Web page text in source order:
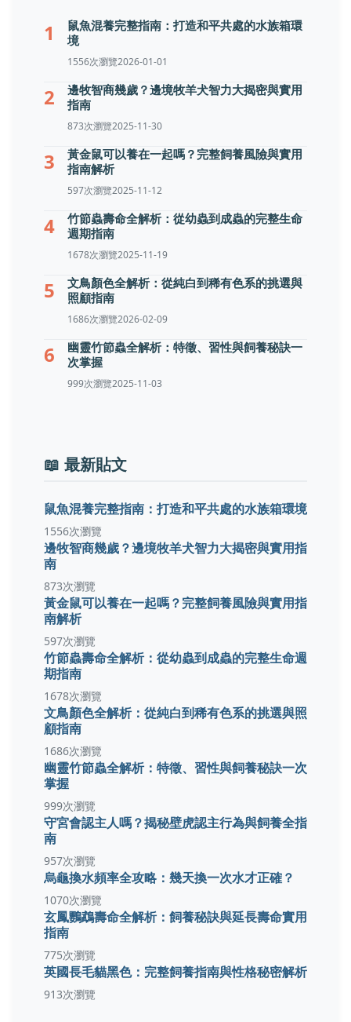
1
鼠魚混養完整指南：打造和平共處的水族箱環
境
1556次瀏覽2026-01-01
2
邊牧智商幾歲？邊境牧羊犬智力大揭密與實用
指南
873次瀏覽2025-11-30
3
黃金鼠可以養在一起嗎？完整飼養風險與實用
指南解析
597次瀏覽2025-11-12
4
竹節蟲壽命全解析：從幼蟲到成蟲的完整生命
週期指南
1678次瀏覽2025-11-19
5
文鳥顏色全解析：從純白到稀有色系的挑選與
照顧指南
1686次瀏覽2026-02-09
6
幽靈竹節蟲全解析：特徵、習性與飼養秘訣一
次掌握
999次瀏覽2025-11-03
📖 最新貼文
鼠魚混養完整指南：打造和平共處的水族箱環境
1556次瀏覽
邊牧智商幾歲？邊境牧羊犬智力大揭密與實用指
南
873次瀏覽
黃金鼠可以養在一起嗎？完整飼養風險與實用指
南解析
597次瀏覽
竹節蟲壽命全解析：從幼蟲到成蟲的完整生命週
期指南
1678次瀏覽
文鳥顏色全解析：從純白到稀有色系的挑選與照
顧指南
1686次瀏覽
幽靈竹節蟲全解析：特徵、習性與飼養秘訣一次
掌握
999次瀏覽
守宮會認主人嗎？揭秘壁虎認主行為與飼養全指
南
957次瀏覽
烏龜換水頻率全攻略：幾天換一次水才正確？
1070次瀏覽
玄鳳鸚鵡壽命全解析：飼養秘訣與延長壽命實用
指南
775次瀏覽
英國長毛貓黑色：完整飼養指南與性格秘密解析
913次瀏覽